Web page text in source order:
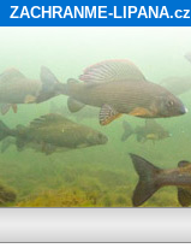
ZACHRANME-LIPANA.cz